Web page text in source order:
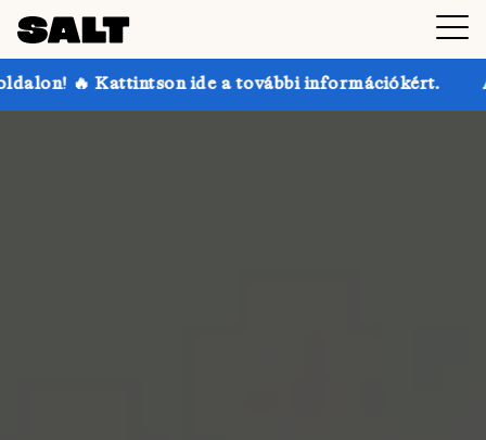
ide a további információkért. Akár 30%